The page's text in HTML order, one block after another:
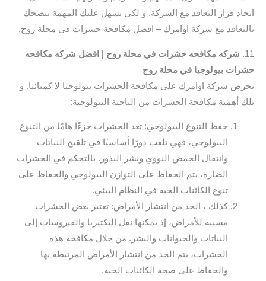
اتخاذ قرار التعاقد مع الشركة. و لكي نسهل عليك المهمة ننصحك
بالتعاقد مع شركة اوامرك – افضل مكافحة حشرات في محلة روح.
11.
شركه مكافحه حشرات في محلة روح | افضل شركه مكافحه
حشرات بيولوجيا في محلة روح
تحرص شركة اوامرك على مكافحة الحشرات بيولوجيا لا كميائيا. و
تلك أهمية مكافحة الحشرات من الناحية البيولوجية:
حفظ التنوع البيولوجي: تعد الحشرات جزءًا هامًا من التنوع
البيولوجي، فهي تلعب دورًا أساسيًا في تلقيح النباتات
وانتقال الحمض النووي ونشر البذور. بالتحكم في الحشرات
الضارة، يتم الحفاظ على التوازن البيولوجي والحفاظ على
تنوع الكائنات الحية في النظام البيئي.
كذلك ، الحد من انتشار الأمراض: تعتبر بعض الحشرات
مسببة للأمراض، إذ يمكنها نقل البكتيريا والفيروسات إلى
النباتات والحيوانات والبشر. من خلال مكافحة هذه
الحشرات، يتم الحد من انتشار الأمراض المرتبطة بها
والحفاظ على صحة الكائنات الحية.